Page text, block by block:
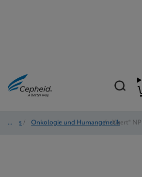
Tests / Onkologie und Humangenetik
/ Xpert®